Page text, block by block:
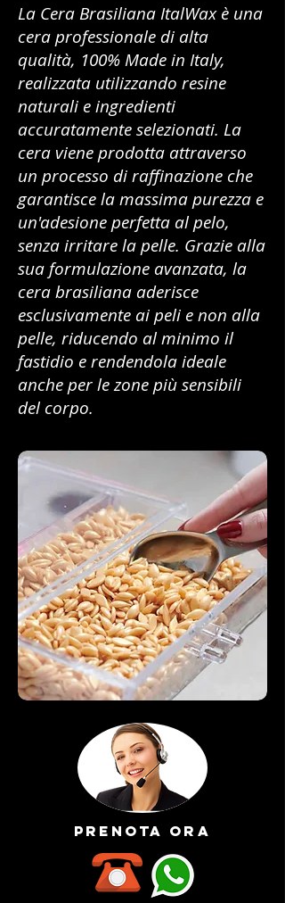
La Cera Brasiliana ItalWax è una
cera professionale di alta
qualità, 100% Made in Italy,
realizzata utilizzando resine
naturali e ingredienti
accuratamente selezionati. La
cera viene prodotta attraverso
un processo di raffinazione che
garantisce la massima purezza e
un'adesione perfetta al pelo,
senza irritare la pelle. Grazie alla
sua formulazione avanzata, la
cera brasiliana aderisce
esclusivamente ai peli e non alla
pelle, riducendo al minimo il
fastidio e rendendola ideale
anche per le zone più sensibili
del corpo.
prenota ora